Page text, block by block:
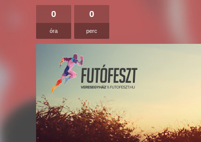
0
óra
0
perc